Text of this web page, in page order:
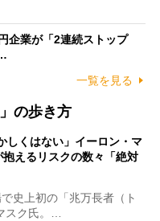
企業が「2連続ストップ
一覧を見る
の歩き方
しくはない」イーロン・マ
えるリスクの数々「絶対
史上初の「兆万長者（ト
スク氏。…